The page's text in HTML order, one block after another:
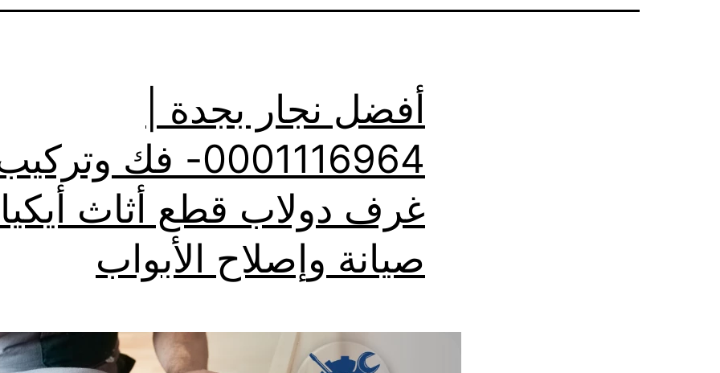
أفضل نجار بجدة |
0001116964- فك
غرف دولاب قطع أثاث أيكيا
صيانة وإصلاح الأبواب